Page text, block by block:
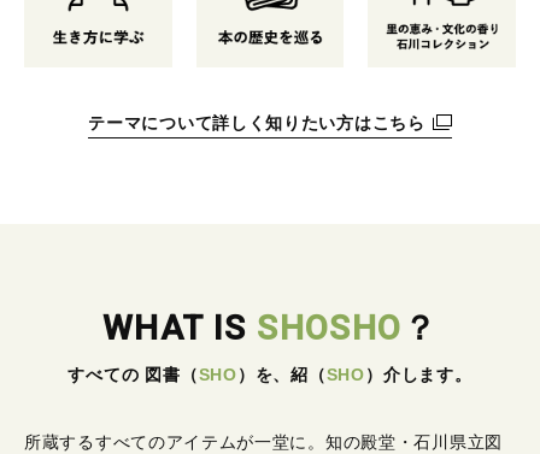
テーマについて詳しく知りたい方はこちら
WHAT IS SHOSHO ？
すべての 図書 （SHO） を、紹 （SHO） 介します。
所蔵するすべてのアイテムが一堂に。 知の殿堂・石川県立図